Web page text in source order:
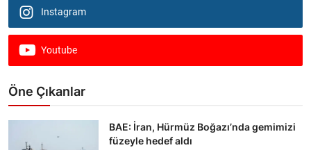
Instagram
Youtube
Öne Çıkanlar
BAE: İran, Hürmüz Boğazı’nda gemimizi
füzeyle hedef aldı